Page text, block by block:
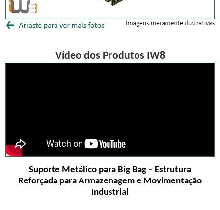
Vídeo dos Produtos IW8
Suporte Metálico para Big Bag – Estrutura
Reforçada para Armazenagem e Movimentação
Industrial